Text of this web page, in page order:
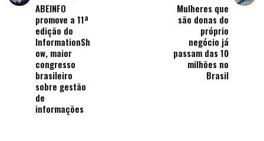
ABEINFO
promove a 11ª
edição do
InformationSh
ow, maior
congresso
brasileiro
sobre gestão
de
informações
Mulheres que
são donas do
próprio
negócio já
passam das 10
milhões no
Brasil